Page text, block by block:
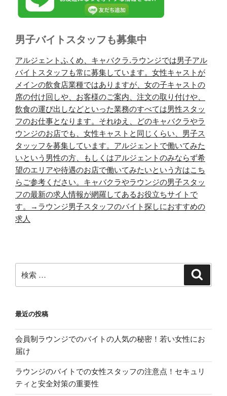
男子バイトスタッフも募集中
アルジェントふくめ、キャバクラ.ラウンジでは男子アル
バイトスタッフも常に募集しています。女性キャストが
メインの飲食店業種ではありますが、女の子キャストの
席の付け回しや、お客様のご案内、注文の取り付けや、
飲食の運び出しなどといった業務のすべては男性スタッ
フのお仕事となります。それゆえ、どのキャバクラやラ
ウンジのお店でも、女性キャストと同じくらい、男子ス
タッッフを募集しています。アルジェントで働いてみた
いという男性の方、もしくはアルジェントのみならず希
望のエリアや待遇のお店で働いてみたいという方はこち
らご参考ください。キャバクラやラウンジの男子スタッ
フの最新の求人情報が網羅してあるお役立ちサイトで
す。→ ラウンジ男子スタッフのバイト探しにおすすめの
求人
検
索:
最近の投稿
会員制ラウンジでのバイトの人気の秘密！若い女性にお
届け
ラウンジのバイトでの女性スタッフの注意点！セキュリ
ティと安全対策の重要性